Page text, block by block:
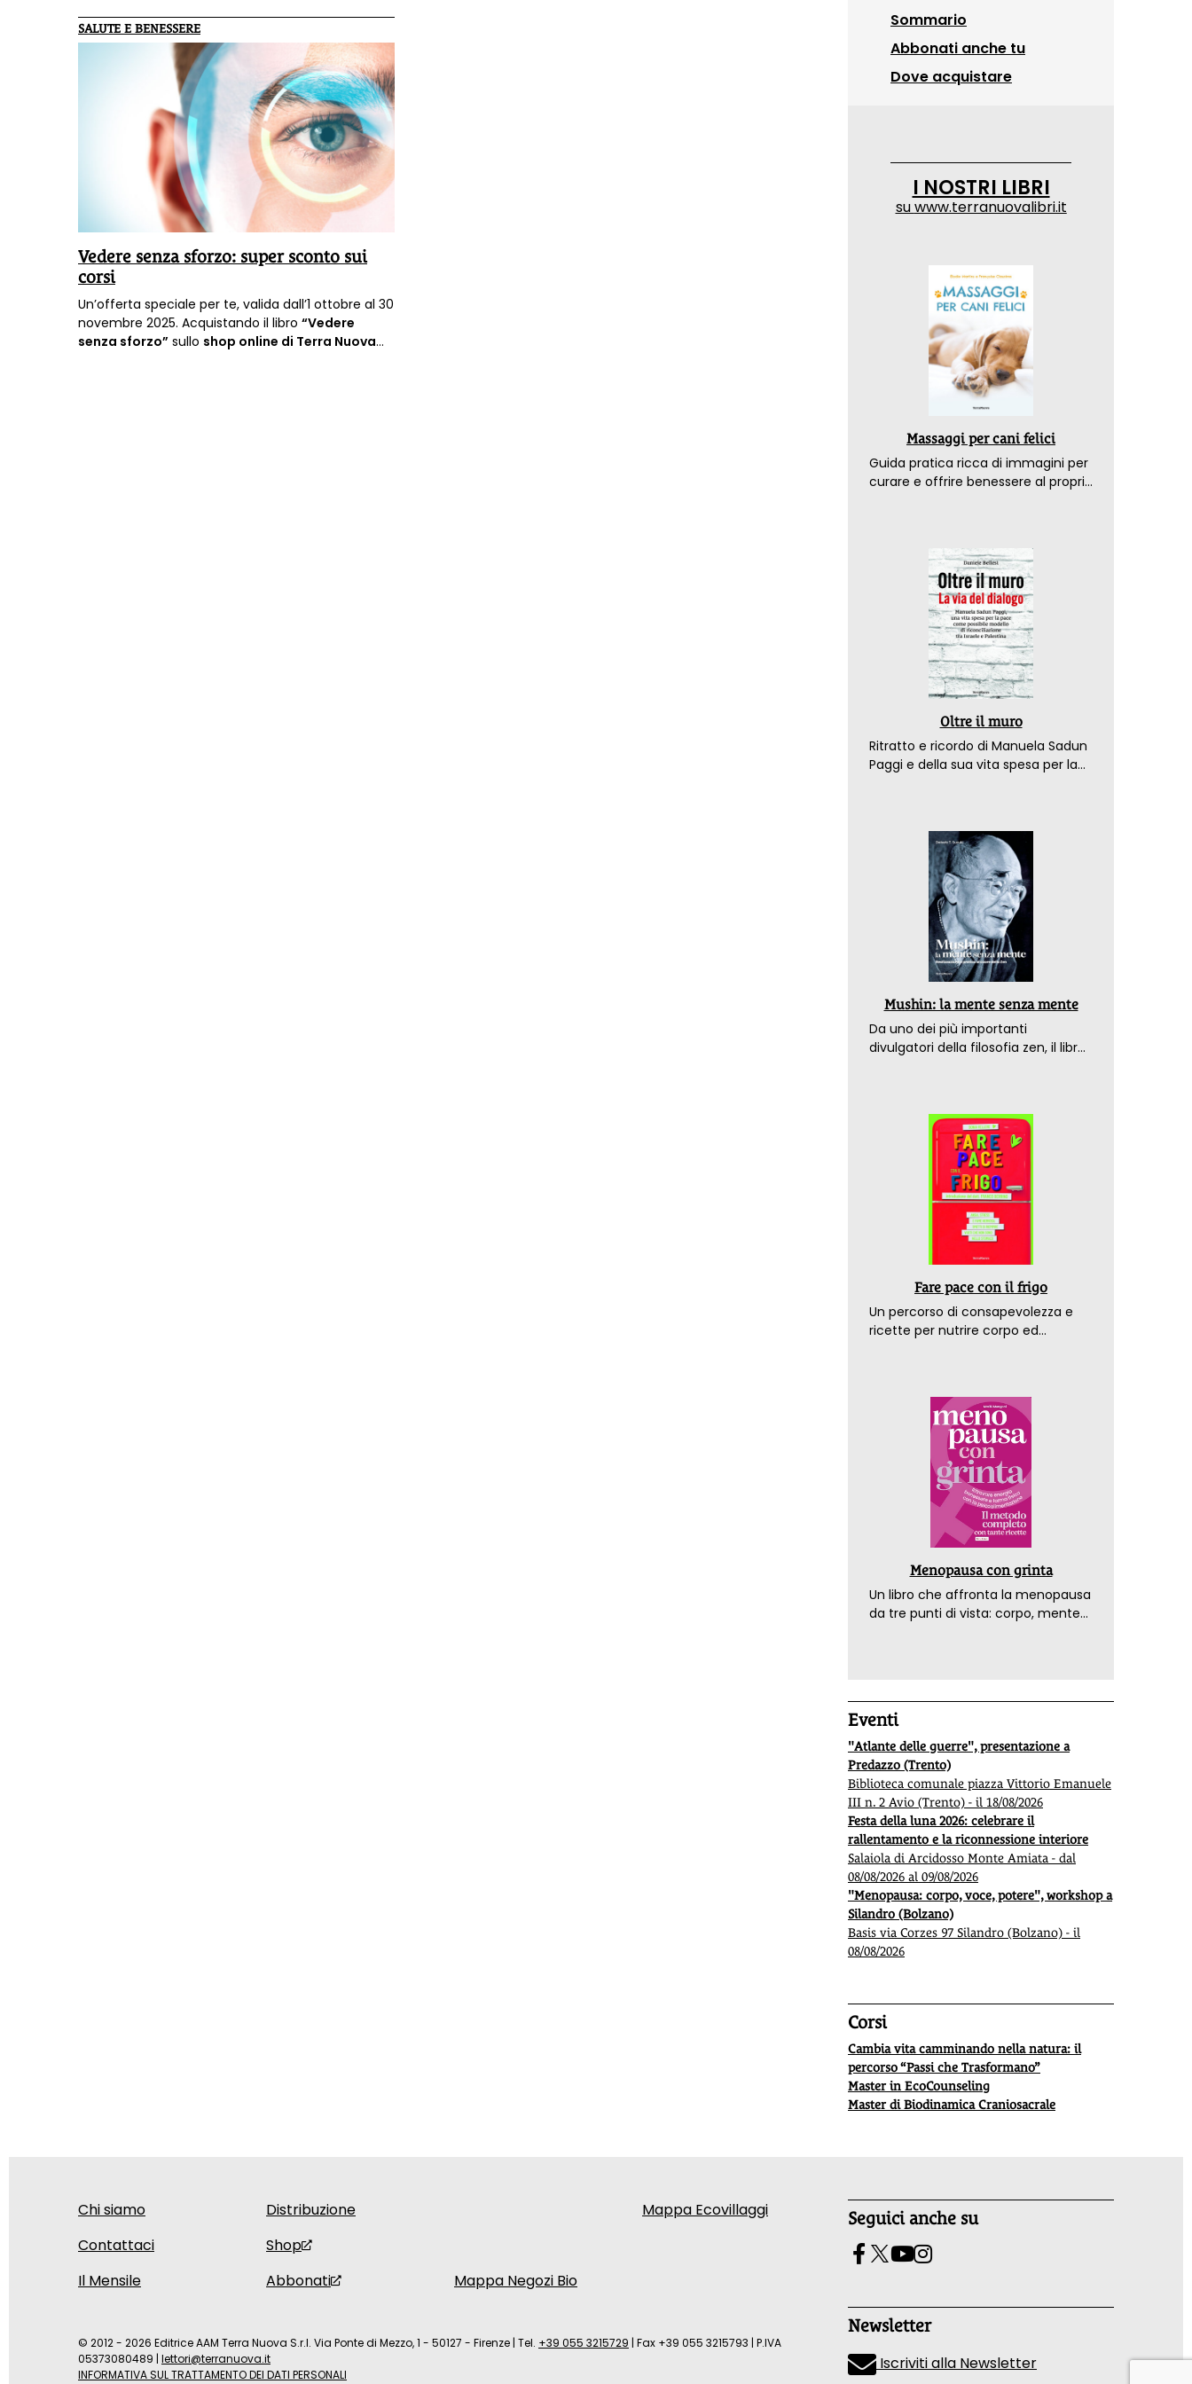
SALUTE E BENESSERE
Vedere senza sforzo: super sconto sui
corsi
Un’offerta speciale per te, valida dall’1 ottobre al 30
novembre 2025. Acquistando il libro “Vedere
senza sforzo” sullo shop online di Terra Nuova
Sommario
Abbonati anche tu
Dove acquistare
I NOSTRI LIBRI
suwww.terranuovalibri.it
Massaggi per cani felici
Guida pratica ricca di immagini per
curare e offrire benessere al proprio
Oltre il muro
Ritratto e ricordo di Manuela Sadun
Paggi e della sua vita spesa per la
Mushin: la mente senza mente
Da uno dei più importanti
divulgatori della filosofia zen, il libro
Fare pace con il frigo
Un percorso di consapevolezza e
ricette per nutrire corpo ed
Menopausa con grinta
Un libro che affronta la menopausa
da tre punti di vista: corpo, mente
Eventi
"Atlante delle guerre", presentazione a
Predazzo (Trento)
Biblioteca comunale piazza Vittorio Emanuele
III n. 2 Avio (Trento) - il 18/08/2026
Festa della luna 2026: celebrare il
rallentamento e la riconnessione interiore
Salaiola di Arcidosso Monte Amiata - dal
08/08/2026 al 09/08/2026
"Menopausa: corpo, voce, potere", workshop a
Silandro (Bolzano)
Basis via Corzes 97 Silandro (Bolzano) - il
08/08/2026
Corsi
Cambia vita camminando nella natura: il
percorso “Passi che Trasformano”
Master in EcoCounseling
Master di Biodinamica Craniosacrale
Chi siamo
Contattaci
Il Mensile
Distribuzione
Shop
Abbonati
Mappa Negozi Bio
Mappa Ecovillaggi Seguici anche su
Newsletter
Iscriviti alla Newsletter
© 2012 - 2026 Editrice AAM Terra Nuova S.r.l. Via Ponte di Mezzo, 1 - 50127 - Firenze | Tel. +39 055 3215729 | Fax +39 055 3215793 | P.IVA
05373080489 | lettori@terranuova.it
INFORMATIVA SUL TRATTAMENTO DEI DATI PERSONALI